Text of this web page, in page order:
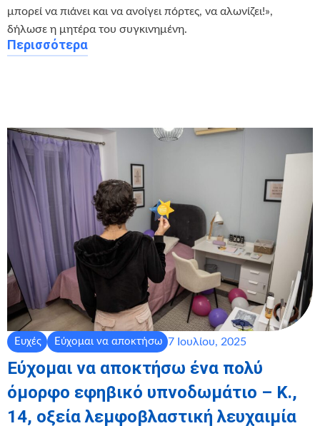
μπορεί να πιάνει και να ανοίγει πόρτες, να αλωνίζει!»,
δήλωσε η μητέρα του συγκινημένη.
Περισσότερα
Ευχές Εύχομαι να αποκτήσω 7 Ιουλίου, 2025
Εύχομαι να αποκτήσω ένα πολύ
όμορφο εφηβικό υπνοδωμάτιο – Κ.,
14, οξεία λεμφοβλαστική λευχαιμία